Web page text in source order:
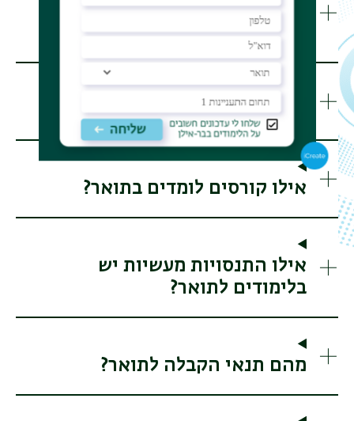
מהן אפשרויות התעסוקה
והקריירה?
איך בנויה תוכנית הלימודים?
אילו קורסים לומדים בתואר?
אילו התנסויות מעשיות יש
בלימודים לתואר?
מהם תנאי הקבלה לתואר?